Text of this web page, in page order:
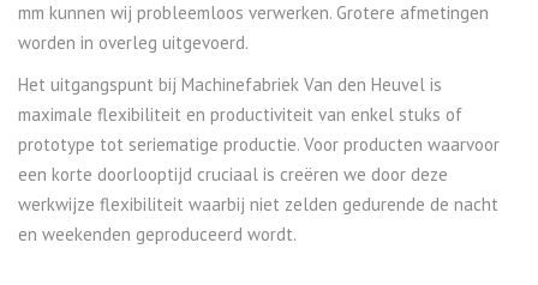
mm kunnen wij probleemloos verwerken. Grotere afmetingen
worden in overleg uitgevoerd.
Het uitgangspunt bij Machinefabriek Van den Heuvel is
maximale flexibiliteit en productiviteit van enkel stuks of
prototype tot seriematige productie. Voor producten waarvoor
een korte doorlooptijd cruciaal is creëren we door deze
werkwijze flexibiliteit waarbij niet zelden gedurende de nacht
en weekenden geproduceerd wordt.